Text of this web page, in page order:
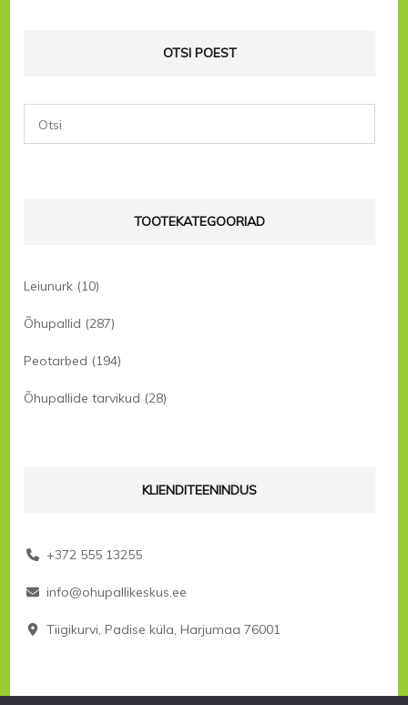
OTSI POEST
TOOTEKATEGOORIAD
Leiunurk (10)
Õhupallid (287)
Peotarbed (194)
Õhupallide tarvikud (28)
KLIENDITEENINDUS
+372 555 13255
info@ohupallikeskus.ee
Tiigikurvi, Padise küla, Harjumaa 76001